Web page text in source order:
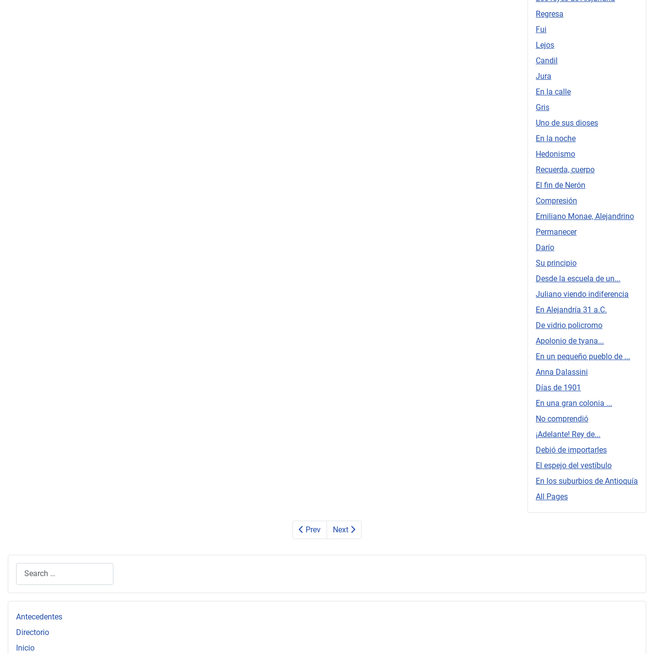
Regresa
Fui
Lejos
Candil
Jura
En la calle
Gris
Uno de sus dioses
En la noche
Hedonismo
Recuerda, cuerpo
El fin de Nerón
Compresión
Emiliano Monae, Alejandrino
Permanecer
Darío
Su principio
Desde la escuela de un...
Juliano viendo indiferencia
En Alejandría 31 a.C.
De vidrio policromo
Apolonio de tyana...
En un pequeño pueblo de ...
Anna Dalassini
Días de 1901
En una gran colonia ...
No comprendió
¡Adelante! Rey de...
Debió de importarles
El espejo del vestíbulo
En los suburbios de Antioquía
All Pages
Prev Next
Search
Antecedentes
Directorio
Inicio